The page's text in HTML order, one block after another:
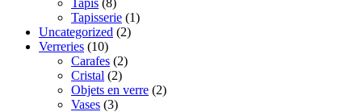
Tapisserie (1)
Uncategorized (2)
Verreries (10)
Carafes (2)
Cristal (2)
Objets en verre (2)
Vases (3)